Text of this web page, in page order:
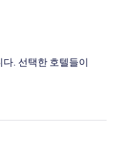
. 선택한 호텔들이